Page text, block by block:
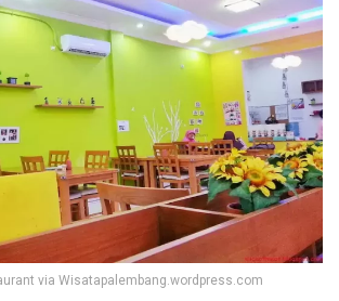
via Wisatapalembang.wordpress.com